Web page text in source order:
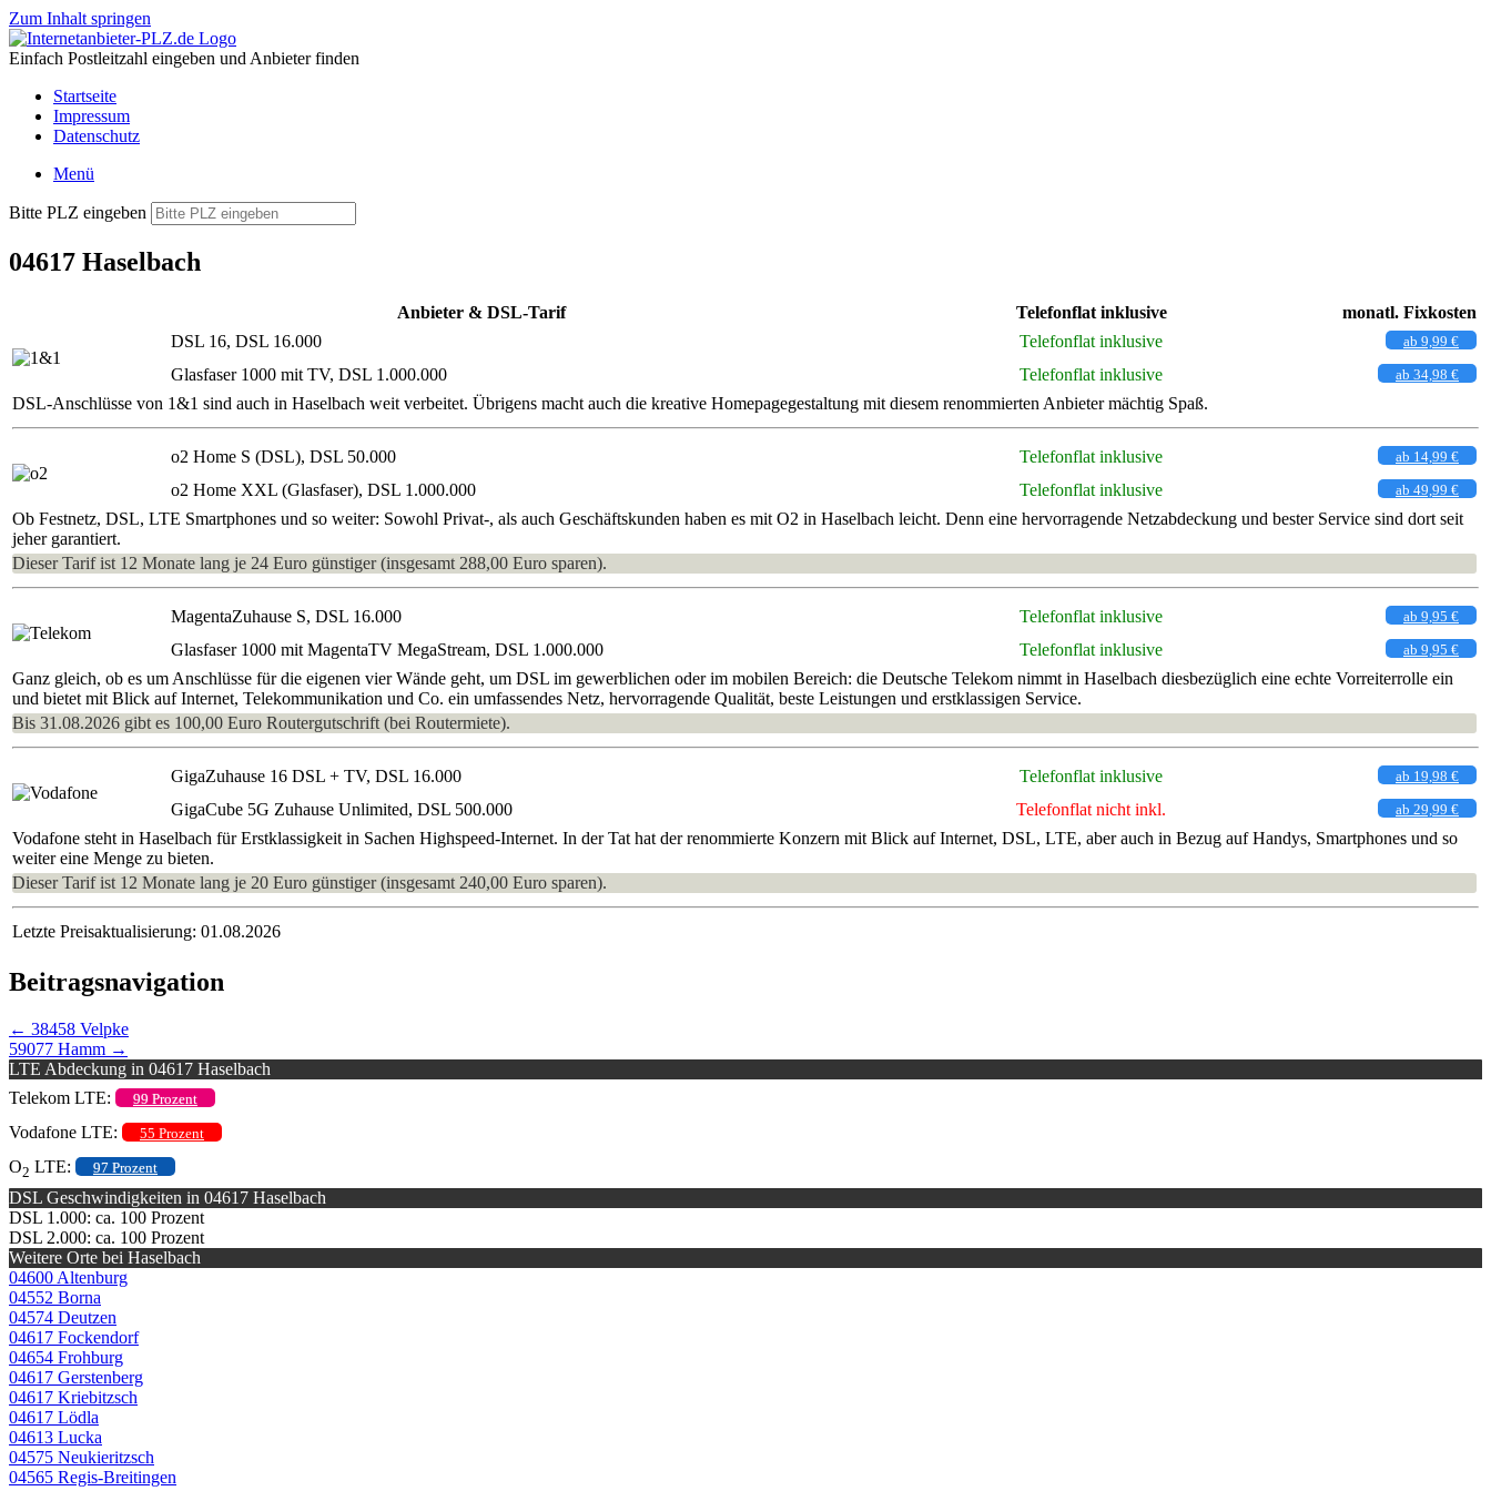
Zum Inhalt springen
Einfach Postleitzahl eingeben und Anbieter finden
Startseite
Impressum
Datenschutz
Menü
Bitte PLZ eingeben
04617 Haselbach
Anbieter & DSL-Tarif Telefonflat inklusive
monatl. Fixkosten
DSL 16, DSL 16.000
Telefonflat inklusive ab 9,99 €
Glasfaser 1000 mit TV, DSL 1.000.000 Telefonflat inklusive ab 34,98 €
DSL-Anschlüsse von 1&1 sind auch in Haselbach weit verbeitet. Übrigens macht auch die kreative Homepagegestaltung mit diesem renommierten Anbieter mächtig Spaß.
o2 Home S (DSL), DSL 50.000 Telefonflat inklusive ab 14,99 €
o2 Home XXL (Glasfaser), DSL 1.000.000 Telefonflat inklusive ab 49,99 €
Ob Festnetz, DSL, LTE Smartphones und so weiter: Sowohl Privat-, als auch Geschäftskunden haben es mit O2 in Haselbach leicht. Denn eine hervorragende Netzabdeckung und bester Service sind dort seit
jeher garantiert.
Dieser Tarif ist 12 Monate lang je 24 Euro günstiger (insgesamt 288,00 Euro sparen).
MagentaZuhause S, DSL 16.000 Telefonflat inklusive ab 9,95 €
Glasfaser 1000 mit MagentaTV MegaStream, DSL 1.000.000 Telefonflat inklusive ab 9,95 €
Ganz gleich, ob es um Anschlüsse für die eigenen vier Wände geht, um DSL im gewerblichen oder im mobilen Bereich: die Deutsche Telekom nimmt in Haselbach diesbezüglich eine echte Vorreiterrolle ein
und bietet mit Blick auf Internet, Telekommunikation und Co. ein umfassendes Netz, hervorragende Qualität, beste Leistungen und erstklassigen Service.
Bis 31.08.2026 gibt es 100,00 Euro Routergutschrift (bei Routermiete).
GigaZuhause 16 DSL + TV, DSL 16.000 Telefonflat inklusive ab 19,98 €
GigaCube 5G Zuhause Unlimited, DSL 500.000 Telefonflat nicht inkl. ab 29,99 €
Vodafone steht in Haselbach für Erstklassigkeit in Sachen Highspeed-Internet. In der Tat hat der renommierte Konzern mit Blick auf Internet, DSL, LTE, aber auch in Bezug auf Handys, Smartphones und so
weiter eine Menge zu bieten.
Dieser Tarif ist 12 Monate lang je 20 Euro günstiger (insgesamt 240,00 Euro sparen).
Letzte Preisaktualisierung: 01.08.2026
Beitragsnavigation
← 38458 Velpke
59077 Hamm →
LTE Abdeckung in 04617 Haselbach
Telekom LTE:
99 Prozent
Vodafone LTE: 55 Prozent
O2 LTE: 97 Prozent
DSL Geschwindigkeiten in 04617 Haselbach
DSL 1.000: ca. 100 Prozent
DSL 2.000: ca. 100 Prozent
Weitere Orte bei Haselbach
04600 Altenburg
04552 Borna
04574 Deutzen
04617 Fockendorf
04654 Frohburg
04617 Gerstenberg
04617 Kriebitzsch
04617 Lödla
04613 Lucka
04575 Neukieritzsch
04565 Regis-Breitingen